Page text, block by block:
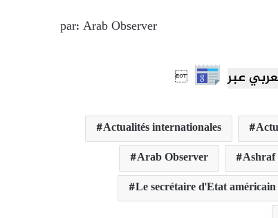
par: Arab Observer

Actualités internationales
Arab Observer
Le secrétaire d'Etat